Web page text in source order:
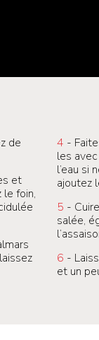
de
et
foin,
4 -
les
l’eau si
ajoutez
5 -
salée,
6 -
et un